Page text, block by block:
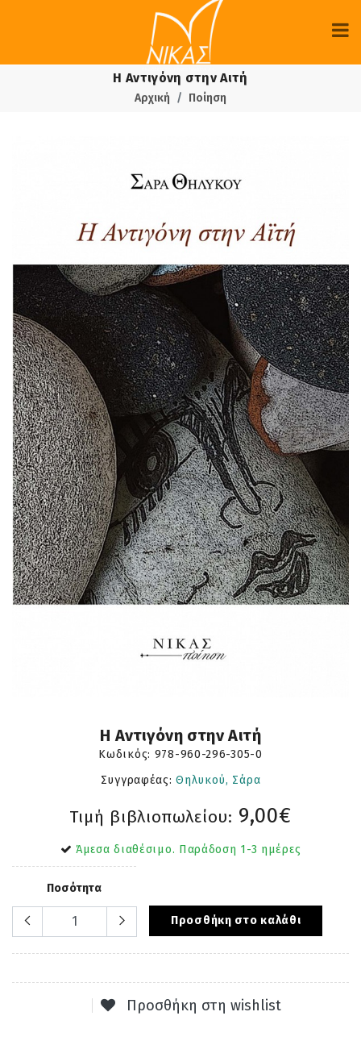
Η Αντιγόνη στην Αιτή
Αρχική Ποίηση
Η Αντιγόνη στην Αιτή
Κωδικός: 978-960-296-305-0
Συγγραφέας:Θηλυκού, Σάρα
Τιμή βιβλιοπωλείου: 9,00€
Άμεσα διαθέσιμο. Παράδοση 1-3 ημέρες
Ποσότητα
Προσθήκη στο καλάθι
Προσθήκη στη wishlist